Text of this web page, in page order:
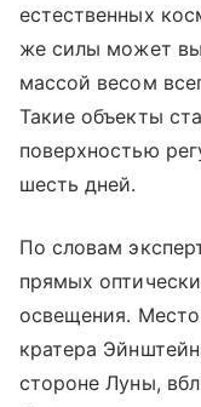
естественных
же силы может
массой весом
Такие объекты
поверхностью
шесть дней.
По словам
прямых
освещения.
кратера
стороне Луны,